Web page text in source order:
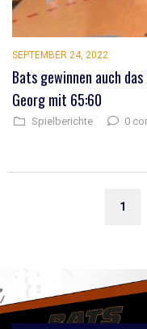
SEPTEMBER 24, 2022
Bats gewinnen auch
Georg mit 65:60
Spielberichte 0
1